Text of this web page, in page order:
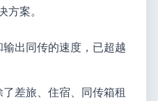
方案。
输出同传的速度，已超越
差旅、住宿、同传箱租